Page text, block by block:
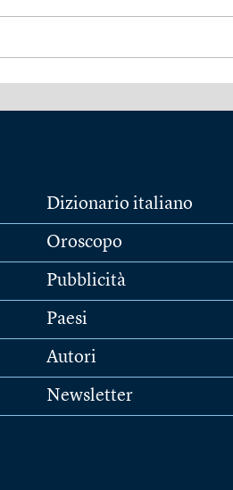
Dizionario italiano
Oroscopo
Pubblicità
Paesi
Autori
Newsletter